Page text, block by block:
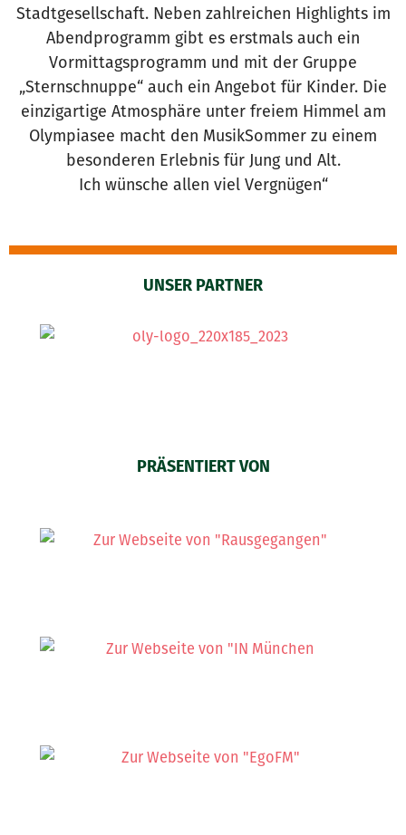
Stadtgesellschaft. Neben zahlreichen Highlights im
Abendprogramm gibt es erstmals auch ein
Vormittagsprogramm und mit der Gruppe
„Sternschnuppe“ auch ein Angebot für Kinder. Die
einzigartige Atmosphäre unter freiem Himmel am
Olympiasee macht den MusikSommer zu einem
besonderen Erlebnis für Jung und Alt.
Ich wünsche allen viel Vergnügen“
UNSER PARTNER
PRÄSENTIERT VON